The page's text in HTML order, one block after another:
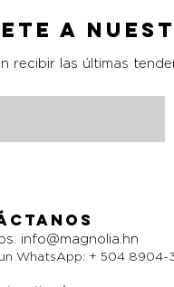
a
recibir las últimas
info@magnolia.hn
WhatsApp: + 504 8904-